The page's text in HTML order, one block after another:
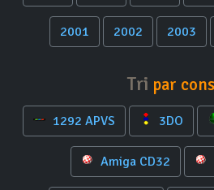
2001 2002 2003
Tri par
1292 APVS 3DO
Amiga CD32